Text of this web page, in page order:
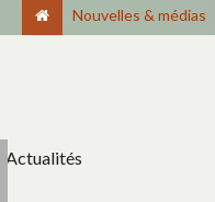
Nouvelles & médias
Actualités